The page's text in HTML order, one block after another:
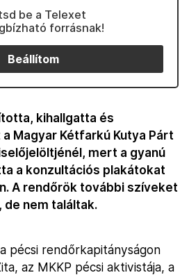
be a Telexet
forrásnak!
Beállítom
kihallgatta és
Magyar Kétfarkú Kutya Párt
mert a gyanú
a konzultációs plakátokat
A rendőrök további szíveket
de nem találtak.
pécsi rendőrkapitányságon
az MKKP pécsi aktivistája, a